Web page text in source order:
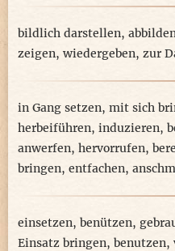
bildlich darstellen,
zeigen, wiedergeben, zur
in Gang setzen, mit sich
herbeiführen, induzieren,
anwerfen, hervorrufen,
bringen, entfachen,
einsetzen, benützen,
Einsatz bringen, benutzen,